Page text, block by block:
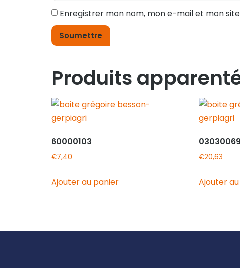
Enregistrer mon nom, mon e-mail et mon
Produits
60000103
€7,40
Ajouter au panier
€20,63
Ajouter